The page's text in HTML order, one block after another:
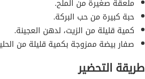
ملعقة صغيرة من الملح.
حبة كبيرة من حب البركة.
كمية قليلة من الزيت، لدهن العجينة.
صفار بيضة ممزوجة بكمية قليلة من
طريقة التحضير